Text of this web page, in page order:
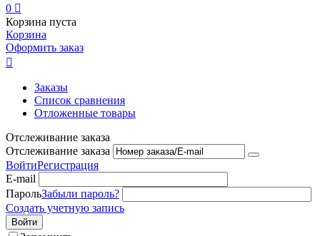
0 
Корзина пуста
Корзина
Оформить заказ

Заказы
Список сравнения
Отложенные товары
Отслеживание заказа
Отслеживание заказа
ВойтиРегистрация
E-mail
ПарольЗабыли пароль?
Создать учетную запись
Войти